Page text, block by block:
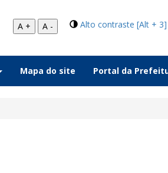
Alto contraste [Alt + 3]
A + A -
Mapa do site Portal da